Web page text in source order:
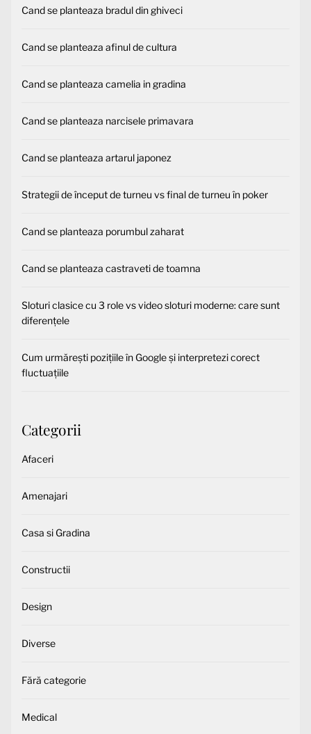
Cand se planteaza bradul din ghiveci
Cand se planteaza afinul de cultura
Cand se planteaza camelia in gradina
Cand se planteaza narcisele primavara
Cand se planteaza artarul japonez
Strategii de început de turneu vs final de turneu în poker
Cand se planteaza porumbul zaharat
Cand se planteaza castraveti de toamna
Sloturi clasice cu 3 role vs video sloturi moderne: care sunt
diferențele
Cum urmărești pozițiile în Google și interpretezi corect
fluctuațiile
Categorii
Afaceri
Amenajari
Casa si Gradina
Constructii
Design
Diverse
Fără categorie
Medical